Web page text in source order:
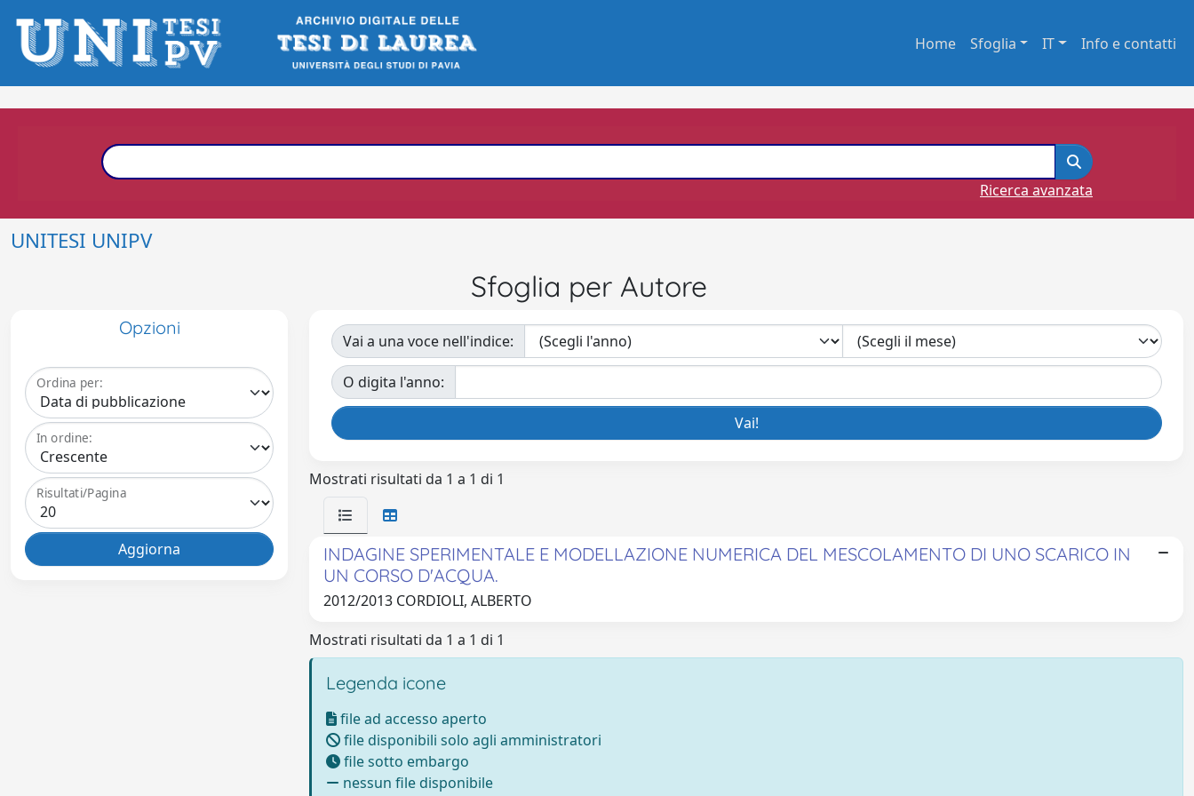
Home Sfoglia IT Info e contatti
Ricerca avanzata
UNITESI UNIPV
Sfoglia per Autore
Opzioni
Ordina per:
In ordine:
Risultati/Pagina
Vai a una voce nell'indice:
O digita l'anno:
Mostrati risultati da 1 a 1 di 1
INDAGINE SPERIMENTALE E MODELLAZIONE NUMERICA DEL MESCOLAMENTO DI UNO SCARICO IN
UN CORSO D'ACQUA.
2012/2013 CORDIOLI, ALBERTO
Mostrati risultati da 1 a 1 di 1
Legenda icone
file ad accesso aperto
file disponibili solo agli amministratori
file sotto embargo
nessun file disponibile